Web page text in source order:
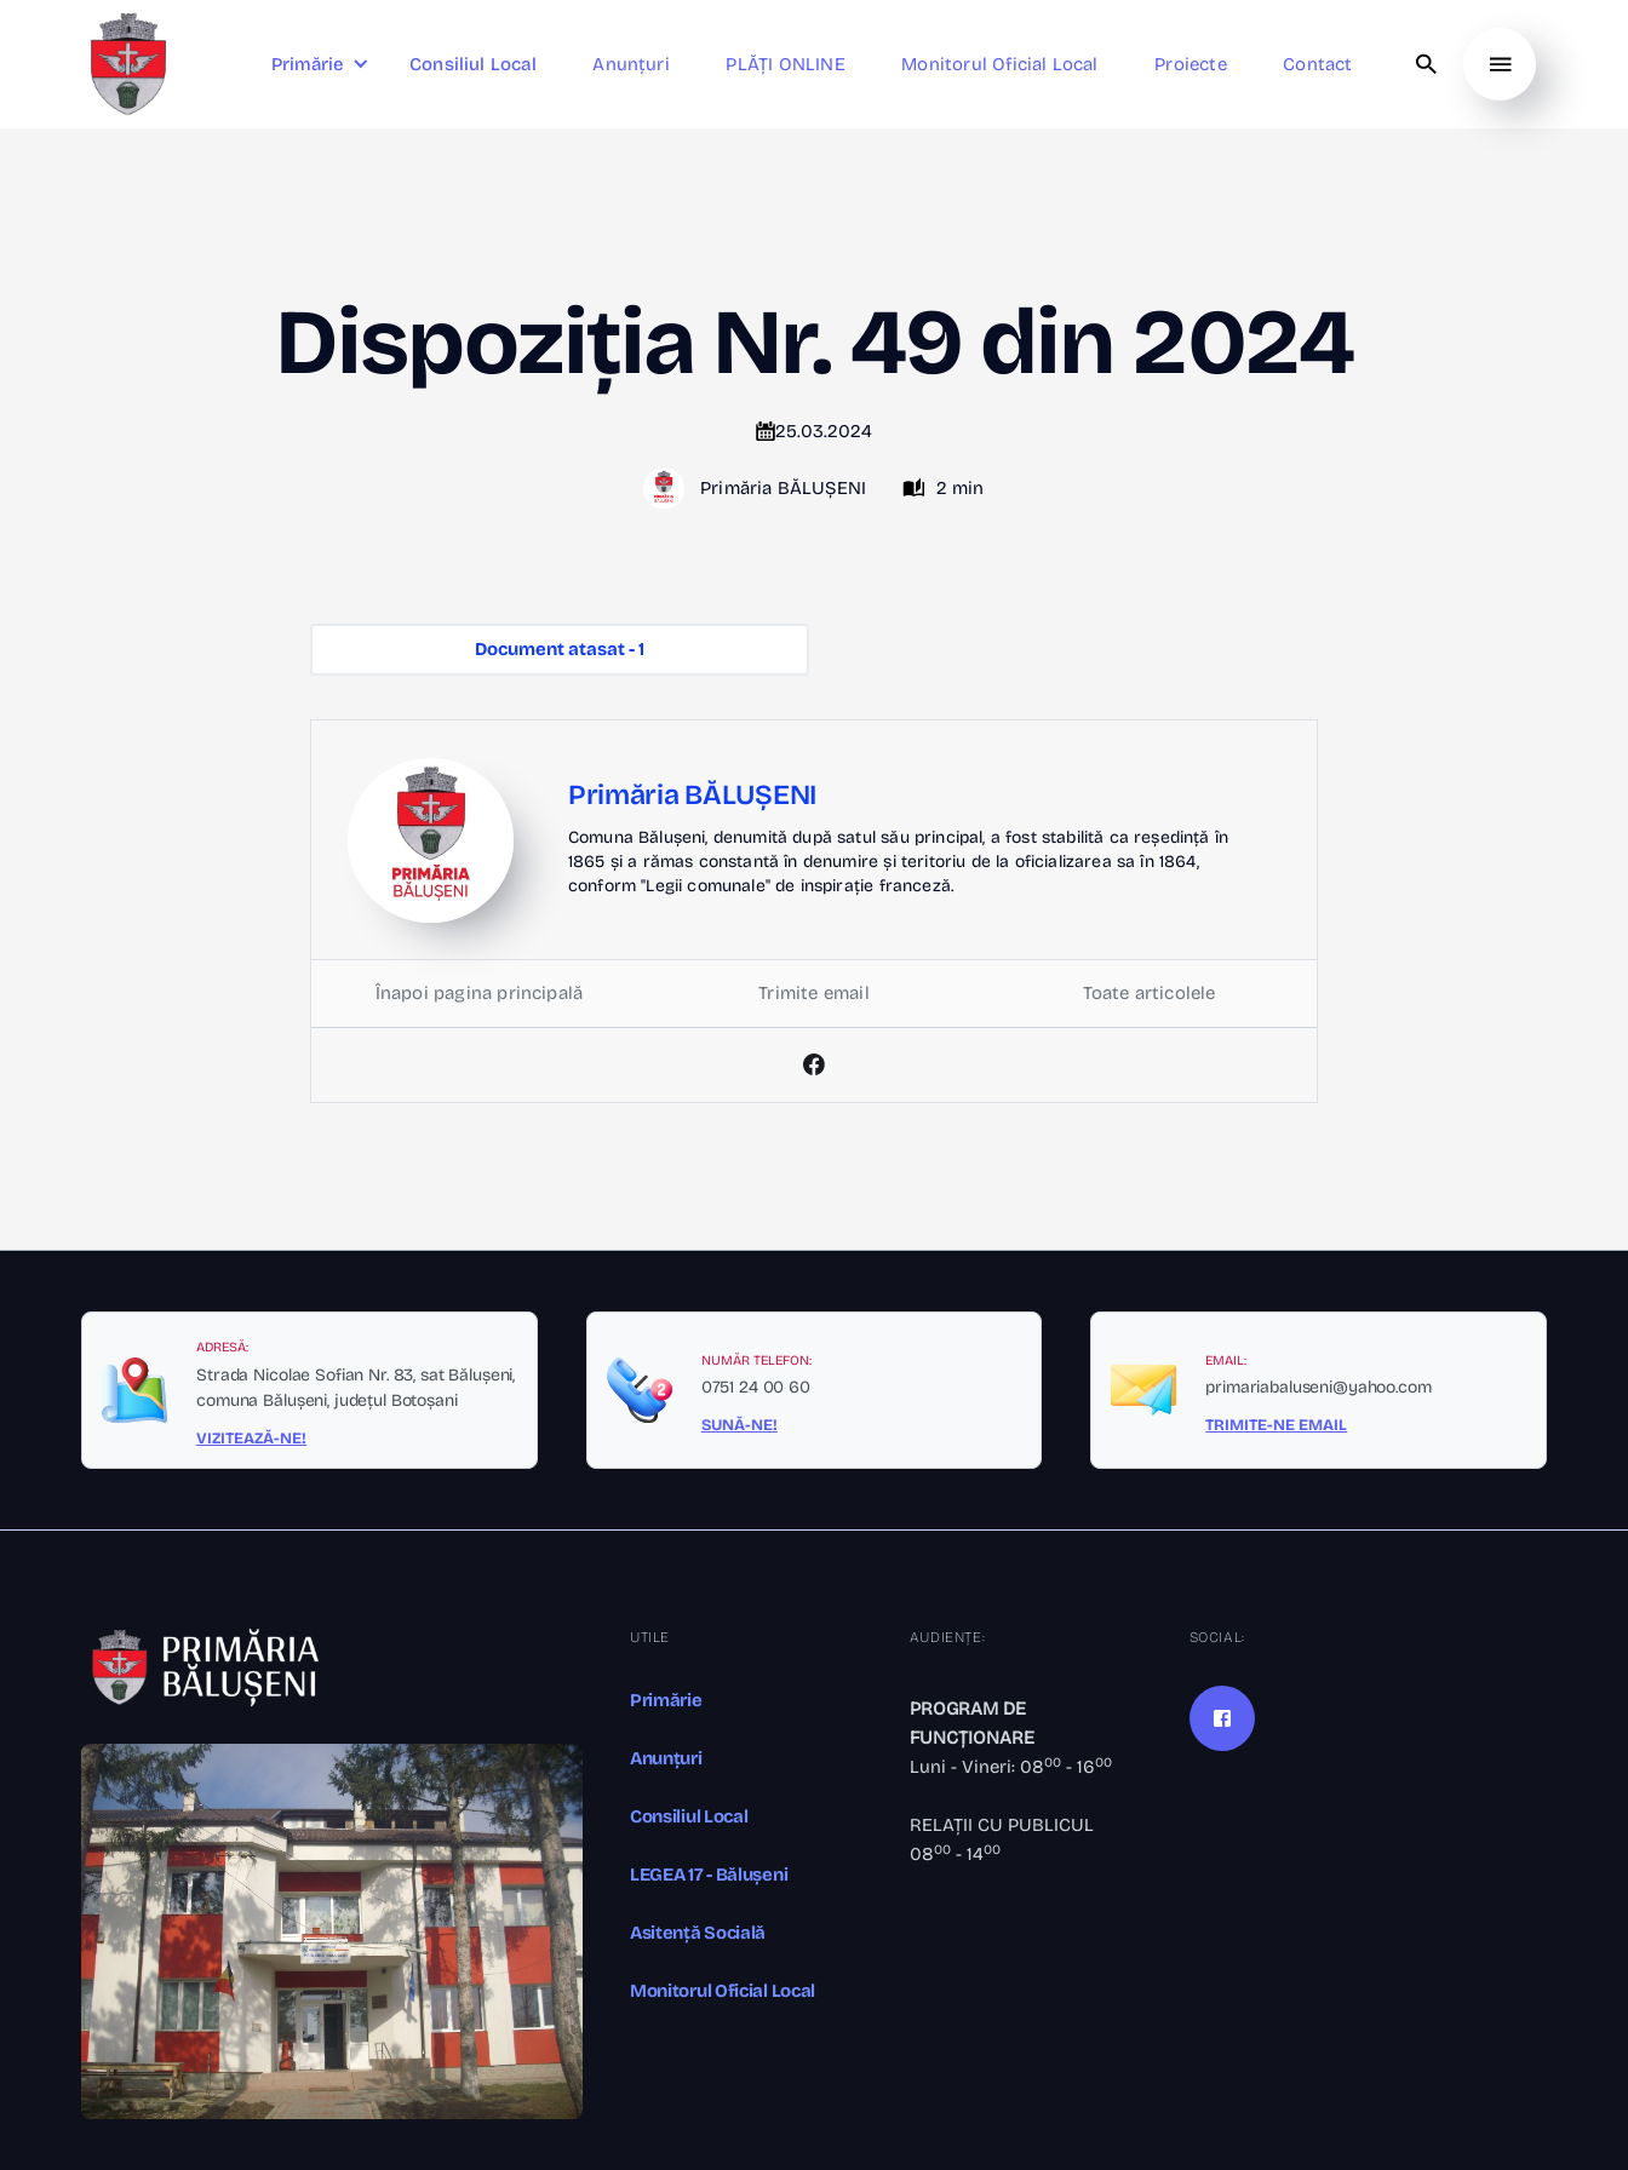
Primărie Consiliul Local Anunțuri PLĂȚI ONLINE Monitorul Oficial Local Proiecte Contact
Dispoziția Nr. 49 din 2024
25.03.2024
Primăria BĂLUȘENI 2 min
Document atasat - 1
Primăria BĂLUȘENI
Comuna Bălușeni, denumită după satul său principal, a fost stabilită ca reședință în
1865 și a rămas constantă în denumire și teritoriu de la oficializarea sa în 1864,
conform "Legii comunale" de inspirație franceză.
Înapoi pagina principală Trimite email Toate articolele
ADRESĂ:
Strada Nicolae Sofian Nr. 83, sat Bălușeni,
comuna Bălușeni, județul Botoșani
VIZITEAZĂ-NE!
NUMĂR TELEFON:
0751 24 00 60
SUNĂ-NE!
EMAIL:
primariabaluseni@yahoo.com
TRIMITE-NE EMAIL
UTILE
Primărie
Anunțuri
Consiliul Local
LEGEA 17 - Bălușeni
Asitență Socială
Monitorul Oficial Local
AUDIENȚE:
PROGRAM DE
FUNCȚIONARE
Luni - Vineri: 0800- 1600
RELAȚII CU PUBLICUL
0800- 1400
SOCIAL: